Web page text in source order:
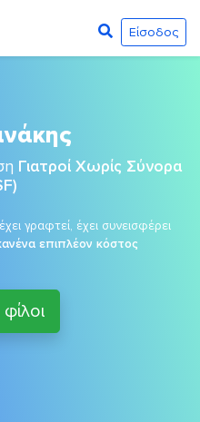
Είσοδος
Γιατροί Χωρίς Σύνορα
γραφτεί, έχει συνεισφέρει
επιπλέον κόστος